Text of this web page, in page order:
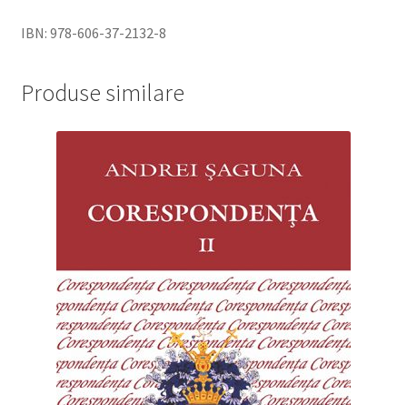
IBN: 978-606-37-2132-8
Produse similare